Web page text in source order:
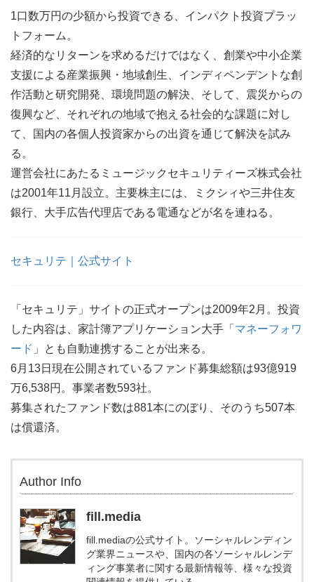
1口数万円の少額から投資できる、インパクト投資プラッ
トフォーム。
経済的なリターンを求めるだけではなく、創業や中小企業
支援による産業振興・地域創生、インディペンデントな創
作活動と研究開発、環境問題の解決、そして、震災からの
復興など、それぞれの地域で抱える社会的な課題に対し
て、国内の各個人投資家からの出資を通じて解決を試み
る。
運営会社にあたるミュージックセキュリティーズ株式会社
は2001年11月設立。主要株主には、ミクシィや三井住友
銀行、大手広告代理店である電通などが名を連ねる。
セキュリテ｜公式サイト
「セキュリテ」サイトの正式オープンは2009年2月。投資
した内容は、家計簿アプリケーション大手「 マネーフォワ
ード 」とも自動連携することが出来る。
6月13日現在公開されているファンド募集総額は93億919
万6,538円。事業者数593社。
募集されたファンド数は881本にのぼり、そのうち507本
は償還済。
Author Info
fill.media
fill.mediaの公式サイト。ソーシャルレンディン
グ業界ニュースや、国内の各ソーシャルレンデ
ィング事業者に関する最新情報等、様々な投資